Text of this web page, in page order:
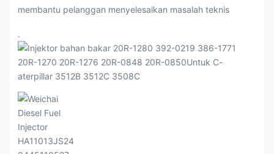
membantu pelanggan menyelesaikan masalah teknis
.